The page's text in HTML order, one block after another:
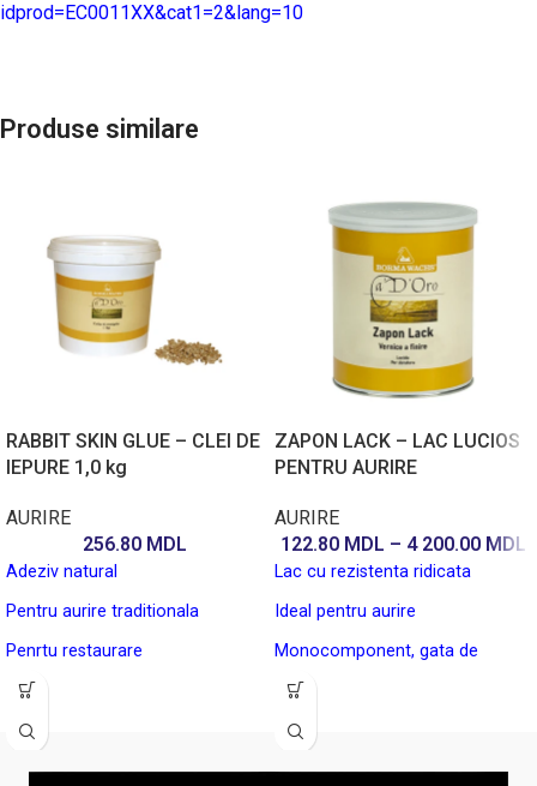
idprod=EC0011XX&cat1=2&lang=10
Produse similare
RABBIT SKIN GLUE – CLEI DE
IEPURE 1,0 kg
AURIRE
256.80 MDL
Adeziv natural
Pentru aurire traditionala
Penrtu restaurare
In forma de granule
ZAPON LACK – LAC LUCIOS
PENTRU AURIRE
AURIRE
122.80 MDL – 4 200.00 MDL
Lac cu rezistenta ridicata
Ideal pentru aurire
Monocomponent, gata de
utilizare